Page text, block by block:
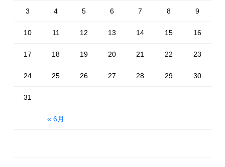
« 6月
3 4 5 6 7 8 9
10 11 12 13 14 15 16
17 18 19 20 21 22 23
24 25 26 27 28 29 30
31